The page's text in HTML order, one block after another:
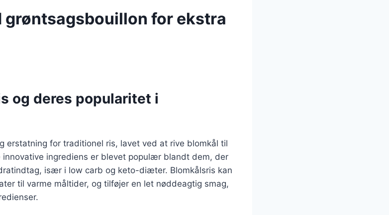
grøntsagsbouillon for ekstra
og deres popularitet i
erstatning for traditionel ris, lavet ved at rive blomkål til
innovative ingrediens er blevet populær blandt dem, der
især i low carb og keto-diæter. Blomkålsris kan
til varme måltider, og tilføjer en let nøddeagtig smag,